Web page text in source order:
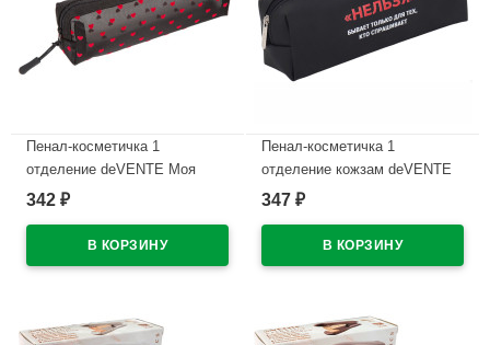
Пенал-косметичка 1
отделение deVENTE Моя
Секретная сетка (My Secret
210х60х60мм арт7029628
342 ₽
Пенал-косметичка 1
отделение кожзам deVENTE
Нельзя ручка-петля
347 ₽